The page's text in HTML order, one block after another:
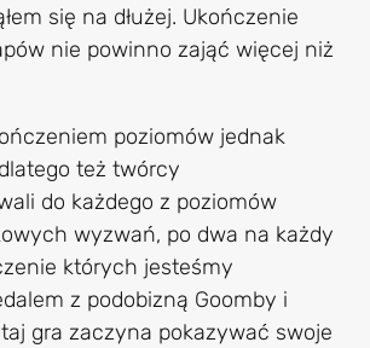
się na dłużej. Ukończenie
nie powinno zająć więcej niż
poziomów jednak
też twórcy
do każdego z poziomów
wyzwań, po dwa na każdy
których jesteśmy
z podobizną Goomby i
gra zaczyna pokazywać swoje